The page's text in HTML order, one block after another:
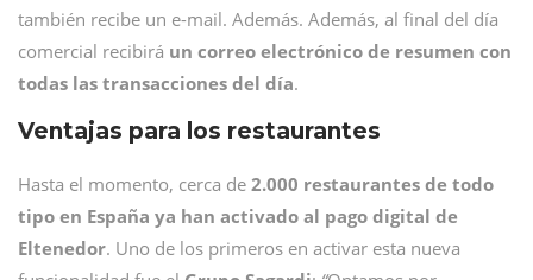
también recibe un e-mail. Además. Además, al final del día
comercial recibirá un correo electrónico de resumen con
todas las transacciones del día.
Ventajas para los restaurantes
Hasta el momento, cerca de 2.000 restaurantes de todo
tipo en España ya han activado al pago digital de
Eltenedor. Uno de los primeros en activar esta nueva